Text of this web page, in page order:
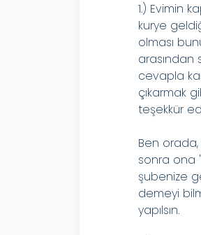
1.) Evimin
kurye
olması
arasından
cevapla
çıkarmak
teşekkür
Ben orada,
sonra ona
şubenize
demeyi
yapılsın.